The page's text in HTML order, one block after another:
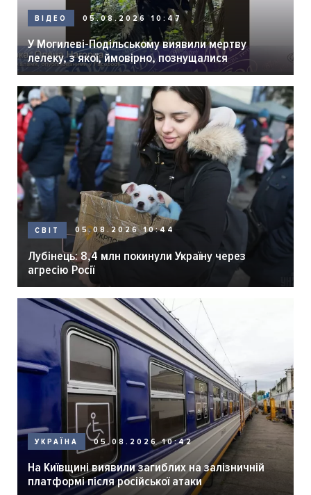
ВІДЕО 05.08.2026 10:47
У Могилеві-Подільському виявили мертву
лелеку, з якої, ймовірно, познущалися
СВІТ 05.08.2026 10:44
Лубінець: 8,4 млн покинули Україну через
агресію Росії
УКРАЇНА 05.08.2026 10:42
На Київщині виявили загиблих на залізничній
платформі після російської атаки